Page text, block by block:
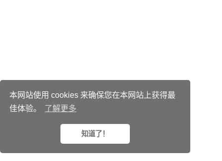
本网站使用 cookies 来确保您在本网站上获得最
佳体验。
了解更多
知道了！CC BY NC ND 4.0